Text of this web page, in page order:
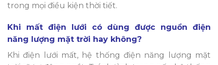
trong mọi điều kiện thời tiết.
Khi mất điện lưới có dùng được nguồn điện
năng lượng mặt trời hay không?
Khi điện lưới mất, hệ thống điện năng lượng mặt